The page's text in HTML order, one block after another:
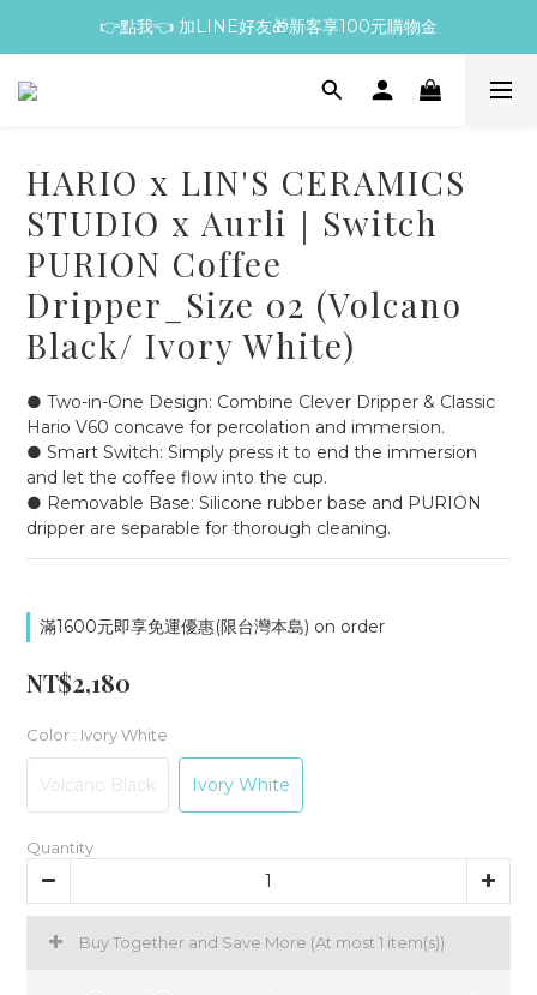
👉點我👈 加LINE好友🎁新客享100元購物金
HARIO x LIN'S CERAMICS
STUDIO x Aurli｜Switch
PURION Coffee
Dripper_Size 02 (Volcano
Black/ Ivory White)
● Two-in-One Design: Combine Clever Dripper & Classic
Hario V60 concave for percolation and immersion.
● Smart Switch: Simply press it to end the immersion
and let the coffee flow into the cup.
● Removable Base: Silicone rubber base and PURION
dripper are separable for thorough cleaning.
滿1600元即享免運優惠(限台灣本島) on order
NT$2,180
Color : Ivory White
Volcano Black Ivory White
Quantity
Buy Together and Save More (At most 1 item(s))